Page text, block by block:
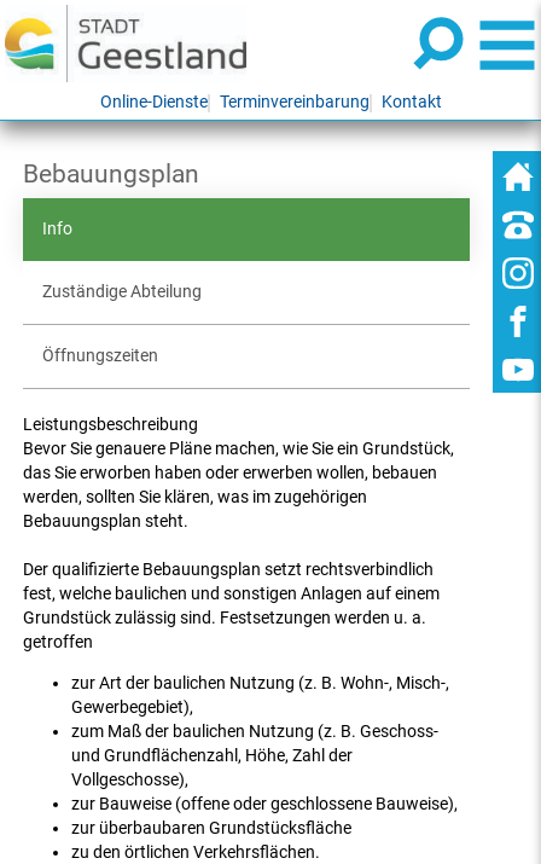
Online-Dienste Terminvereinbarung Kontakt
Bebauungsplan
Info
Zuständige Abteilung
Öffnungszeiten
Leistungsbeschreibung
Bevor Sie genauere Pläne machen, wie Sie ein Grundstück,
das Sie erworben haben oder erwerben wollen, bebauen
werden, sollten Sie klären, was im zugehörigen
Bebauungsplan steht.
Der qualifizierte Bebauungsplan setzt rechtsverbindlich
fest, welche baulichen und sonstigen Anlagen auf einem
Grundstück zulässig sind. Festsetzungen werden u. a.
getroffen
zur Art der baulichen Nutzung (z. B. Wohn-, Misch-,
Gewerbegebiet),
zum Maß der baulichen Nutzung (z. B. Geschoss-
und Grundflächenzahl, Höhe, Zahl der
Vollgeschosse),
zur Bauweise (offene oder geschlossene Bauweise),
zur überbaubaren Grundstücksfläche
zu den örtlichen Verkehrsflächen.